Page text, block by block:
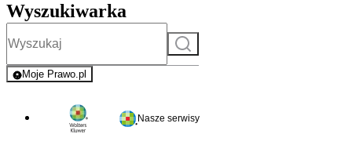
Wyszukiwarka
Szukaj
Moje Prawo.pl
- rejestracja i logowanie do serwisu
Nasze serwisy